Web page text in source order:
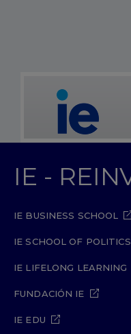
IE -
IE BUSINESS SCHOOL
IE SCHOOL OF
IE LIFELONG LEARNING
FUNDACIÓN IE
IE EDU